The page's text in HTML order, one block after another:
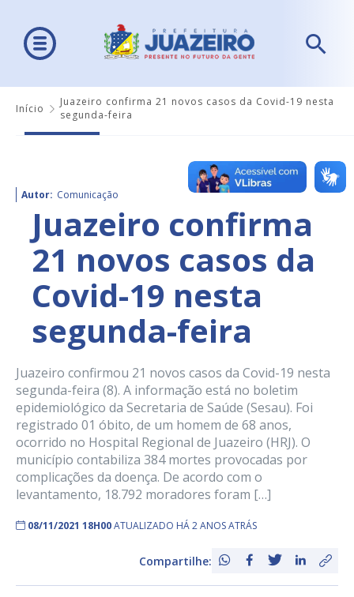
Início
Juazeiro confirma 21 novos casos da Covid-19 nesta
segunda-feira
Autor: Comunicação
Juazeiro confirma
21 novos casos da
Covid-19 nesta
segunda-feira
Juazeiro confirmou 21 novos casos da Covid-19 nesta
segunda-feira (8). A informação está no boletim
epidemiológico da Secretaria de Saúde (Sesau). Foi
registrado 01 óbito, de um homem de 68 anos,
ocorrido no Hospital Regional de Juazeiro (HRJ). O
município contabiliza 384 mortes provocadas por
complicações da doença. De acordo com o
levantamento, 18.792 moradores foram […]
08/11/2021 18H00ATUALIZADO HÁ 2 ANOS ATRÁS
Compartilhe: